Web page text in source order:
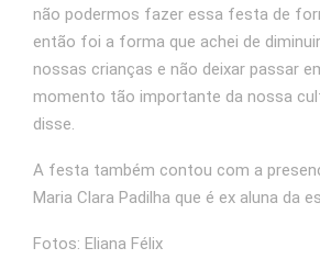
não podermos fazer essa festa de
então foi a forma que achei de
nossas crianças e não deixar passar
momento tão importante da nossa
disse.
A festa também contou com a
Maria Clara Padilha que é ex aluna da
Fotos: Eliana Félix